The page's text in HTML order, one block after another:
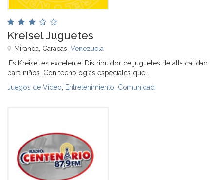
Kreisel Juguetes
Miranda, Caracas, Venezuela
¡Es Kreisel es excelente! Distribuidor de juguetes de alta calidad
para niños. Con tecnologías especiales que...
Juegos de Vídeo Entretenimiento Comunidad